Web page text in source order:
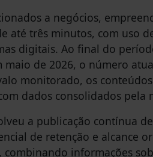
a negócios,
até três minutos, com uso
digitais. Ao final do
maio de 2026, o número
monitorado, os
dados consolidados pela
a publicação contínua
de retenção e alcance
informações